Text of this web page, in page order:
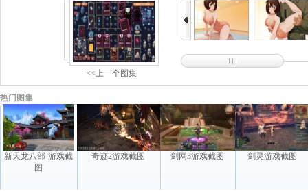
<<上一个图集
热门图集
新天龙八部-游戏截
图
奇迹2游戏截图 剑网3游戏截图 剑灵游戏截图